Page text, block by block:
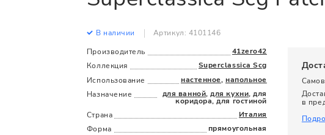
Все
120 x 280
В наличии
Артикул: 4101146
Производитель
41zero42
Коллекция
Superclassica Scg
Использование
настенное, напольное
Назначение
для ванной,для кухни, для
коридора, для гостиной
Страна
Италия
Форма
прямоугольная
в